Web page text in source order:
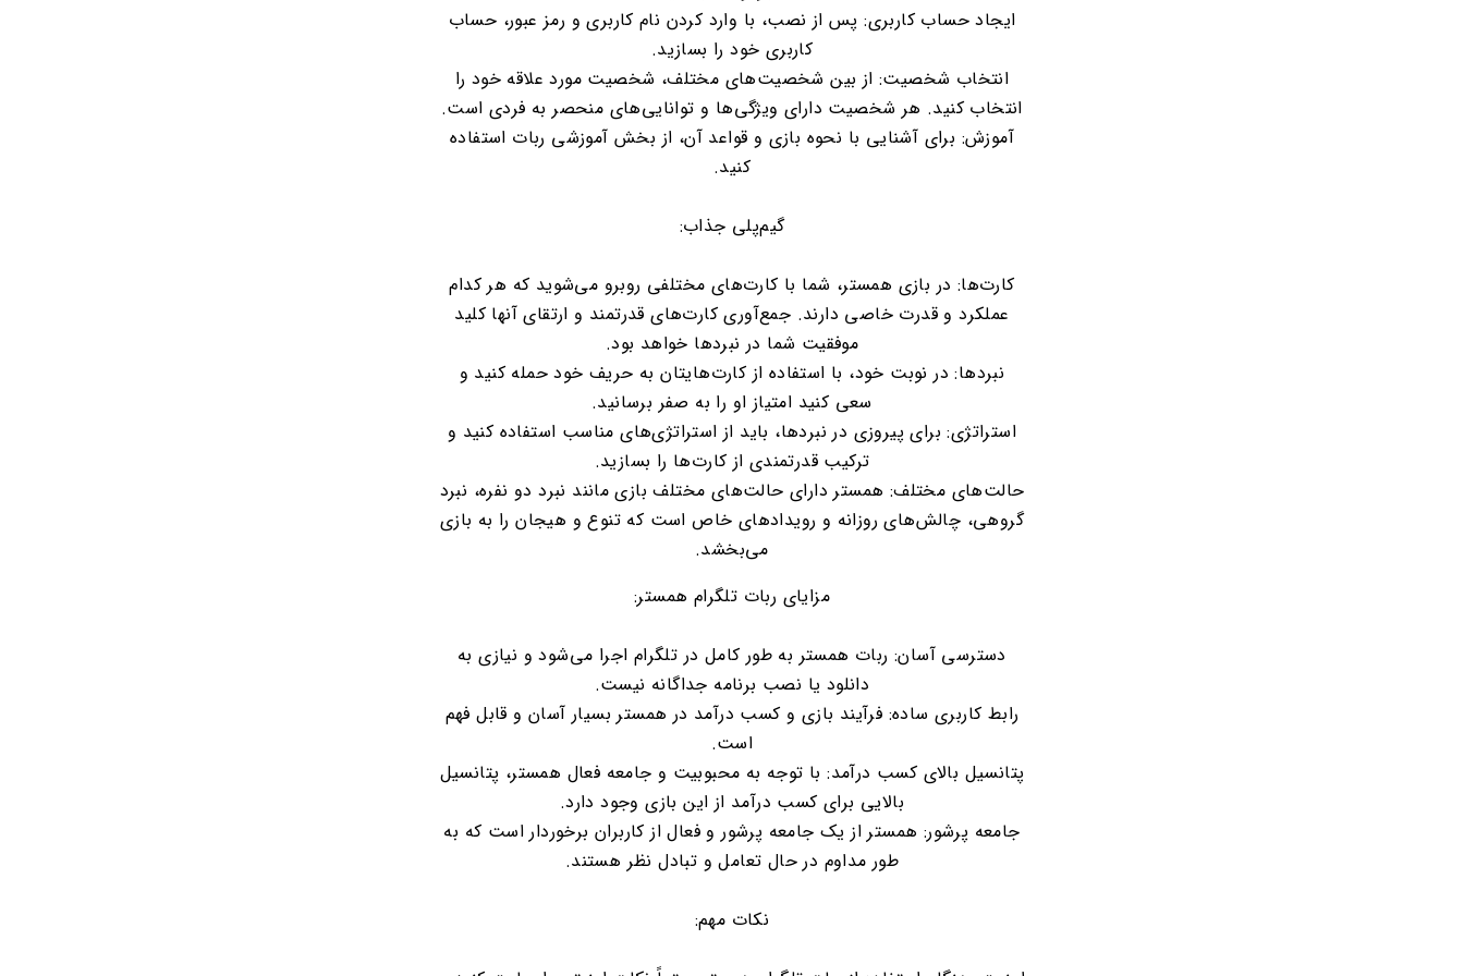
ایجاد حساب کاربری: پس از نصب، با وارد کردن نام کاربری و رمز عبور، حساب
کاربری خود را بسازید.
انتخاب شخصیت: از بین شخصیت‌های مختلف، شخصیت مورد علاقه خود را
انتخاب کنید. هر شخصیت دارای ویژگی‌ها و توانایی‌های منحصر به فردی است.
آموزش: برای آشنایی با نحوه بازی و قواعد آن، از بخش آموزشی ربات استفاده
کنید.
گیم‌پلی جذاب:
کارت‌ها: در بازی همستر، شما با کارت‌های مختلفی روبرو می‌شوید که هر کدام
عملکرد و قدرت خاصی دارند. جمع‌آوری کارت‌های قدرتمند و ارتقای آنها کلید
موفقیت شما در نبردها خواهد بود.
نبردها: در نوبت خود، با استفاده از کارت‌هایتان به حریف خود حمله کنید و
سعی کنید امتیاز او را به صفر برسانید.
استراتژی: برای پیروزی در نبردها، باید از استراتژی‌های مناسب استفاده کنید و
ترکیب قدرتمندی از کارت‌ها را بسازید.
حالت‌های مختلف: همستر دارای حالت‌های مختلف بازی مانند نبرد دو نفره، نبرد
گروهی، چالش‌های روزانه و رویدادهای خاص است که تنوع و هیجان را به بازی
می‌بخشد.
مزایای ربات تلگرام همستر:
دسترسی آسان: ربات همستر به طور کامل در تلگرام اجرا می‌شود و نیازی به
دانلود یا نصب برنامه جداگانه نیست.
رابط کاربری ساده: فرآیند بازی و کسب درآمد در همستر بسیار آسان و قابل فهم
است.
پتانسیل بالای کسب درآمد: با توجه به محبوبیت و جامعه فعال همستر، پتانسیل
بالایی برای کسب درآمد از این بازی وجود دارد.
جامعه پرشور: همستر از یک جامعه پرشور و فعال از کاربران برخوردار است که به
طور مداوم در حال تعامل و تبادل نظر هستند.
نکات مهم: